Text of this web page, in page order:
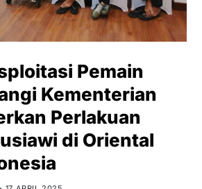
Pemain
Kementerian
Perlakuan
di Oriental